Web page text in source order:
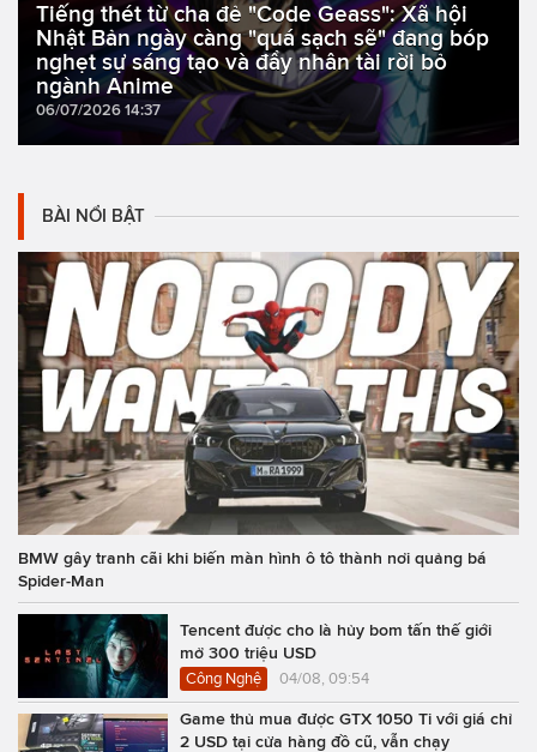
Tiếng thét từ cha đẻ "Code Geass": Xã hội
Nhật Bản ngày càng "quá sạch sẽ" đang bóp
nghẹt sự sáng tạo và đẩy nhân tài rời bỏ
ngành Anime
06/07/2026 14:37
BÀI NỔI BẬT
BMW gây tranh cãi khi biến màn hình ô tô thành nơi quảng bá
Spider-Man
Tencent được cho là hủy bom tấn thế giới
mở 300 triệu USD
Công Nghệ 04/08, 09:54
Game thủ mua được GTX 1050 Ti với giá chỉ
2 USD tại cửa hàng đồ cũ, vẫn chạy